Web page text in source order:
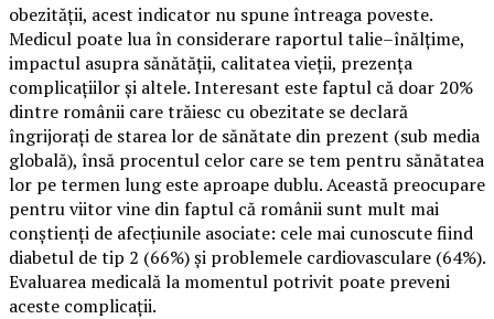
obezității, acest indicator nu spune întreaga poveste.
Medicul poate lua în considerare raportul talie–înălțime,
impactul asupra sănătății, calitatea vieții, prezența
complicațiilor și altele. Interesant este faptul că doar 20%
dintre românii care trăiesc cu obezitate se declară
îngrijorați de starea lor de sănătate din prezent (sub media
globală), însă procentul celor care se tem pentru sănătatea
lor pe termen lung este aproape dublu. Această preocupare
pentru viitor vine din faptul că românii sunt mult mai
conștienți de afecțiunile asociate: cele mai cunoscute fiind
diabetul de tip 2 (66%) și problemele cardiovasculare (64%).
Evaluarea medicală la momentul potrivit poate preveni
aceste complicații.